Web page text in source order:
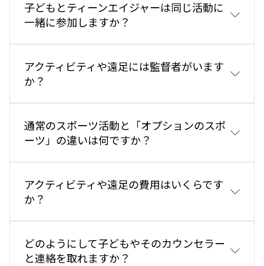
子どもとティーンエイジャーは同じ活動に
一緒に参加しますか？
アクティビティや遠足には監督者がいます
か？
通常のスポーツ活動と「オプションのスポ
ーツ」の違いは何ですか？
ションのスポ
アクティビティや遠足の費用はいくらです
か？
どのようにして子どもやそのカウンセラー
と連絡を取れますか？